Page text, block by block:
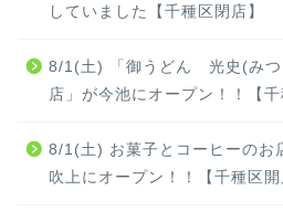
していました【千種区閉店】
8/1(土) 「御うどん 光史(み
店」が今池にオープン！！【千
8/1(土) お菓子とコーヒーのお
吹上にオープン！！【千種区開